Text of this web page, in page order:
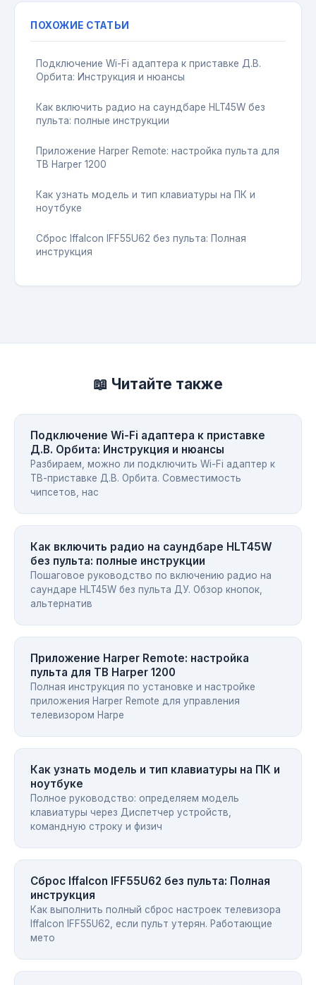
ПОХОЖИЕ СТАТЬИ
Подключение Wi-Fi адаптера к приставке Д.В.
Орбита: Инструкция и нюансы
Как включить радио на саундбаре HLT45W без
пульта: полные инструкции
Приложение Harper Remote: настройка пульта для
ТВ Harper 1200
Как узнать модель и тип клавиатуры на ПК и
ноутбуке
Сброс Iffalcon IFF55U62 без пульта: Полная
инструкция
📖 Читайте также
Подключение Wi-Fi адаптера к приставке
Д.В. Орбита: Инструкция и нюансы
Разбираем, можно ли подключить Wi-Fi адаптер к
ТВ-приставке Д.В. Орбита. Совместимость
чипсетов, нас
Как включить радио на саундбаре HLT45W
без пульта: полные инструкции
Пошаговое руководство по включению радио на
саундаре HLT45W без пульта ДУ. Обзор кнопок,
альтернатив
Приложение Harper Remote: настройка
пульта для ТВ Harper 1200
Полная инструкция по установке и настройке
приложения Harper Remote для управления
телевизором Harpe
Как узнать модель и тип клавиатуры на ПК и
ноутбуке
Полное руководство: определяем модель
клавиатуры через Диспетчер устройств,
командную строку и физич
Сброс Iffalcon IFF55U62 без пульта: Полная
инструкция
Как выполнить полный сброс настроек телевизора
Iffalcon IFF55U62, если пульт утерян. Работающие
мето